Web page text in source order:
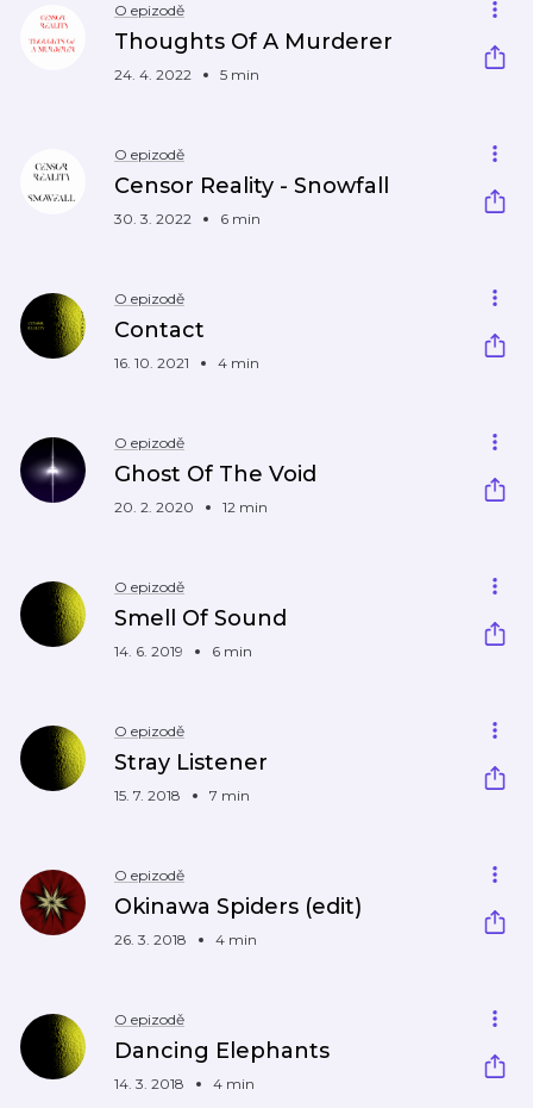
O epizodě
Thoughts Of A Murderer
24. 4. 2022 5 min
O epizodě
Censor Reality - Snowfall
30. 3. 2022 6 min
O epizodě
Contact
16. 10. 2021 4 min
O epizodě
Ghost Of The Void
20. 2. 2020 12 min
O epizodě
Smell Of Sound
14. 6. 2019 6 min
O epizodě
Stray Listener
15. 7. 2018 7 min
O epizodě
Okinawa Spiders (edit)
26. 3. 2018 4 min
O epizodě
Dancing Elephants
14. 3. 2018 4 min